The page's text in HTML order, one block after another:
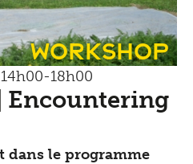
Workshop
18h00
Encountering
dans le programme